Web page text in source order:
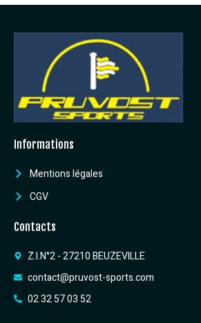
Informations
Mentions légales
CGV
Contacts
Z.I.N°2 - 27210 BEUZEVILLE
contact@pruvost-sports.com
02 32 57 03 52